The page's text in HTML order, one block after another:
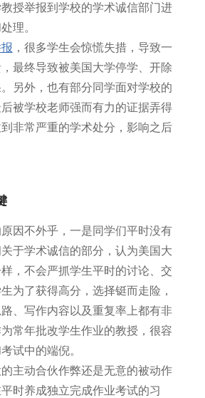
授举报到学校的学术诚信部门进
理。
，很多学生会惊慌失措，导致一
最终导致被美国大学停学、开除
另外，也有部分同学面对学校的
被学校老师强而有力的证据弄得
非常严重的学术处分，影响之后
因不外乎，一是同学们平时没有
于学术诚信的部分，认为美国大
，不会严抓学生平时的讨论、交
为了获得高分，选择铤而走险，
、写作内容以及重复率上都有非
常年批改学生作业的教授，很容
试中的端倪。
主动合伙作弊还是无意的被动作
时养成独立完成作业考试的习